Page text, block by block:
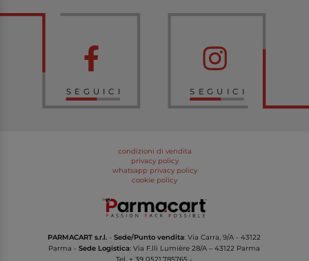
SEGUICI SEGUICI
condizioni di vendita
privacy policy
whatsapp privacy policy
cookie policy
PARMACART s.r.l. -Sede/Punto vendita: Via Carra, 9/A - 43122
Parma -Sede Logistica: Via F.lli Lumière 28/A – 43122 Parma